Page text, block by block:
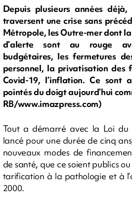
Depuis plusieurs années
traversent une crise sans
Métropole, les Outre-mer dont
d’alerte sont au rouge
budgétaires, les fermetures
personnel, la privatisation des
Covid-19, l’inflation. Ce sont
pointés du doigt aujourd’hui
RB/www.imazpress.com)
Tout a démarré avec la Loi
lancé pour une durée de cinq
nouveaux modes de
de santé, que ce soient publics
tarification à la pathologie et à
2000.